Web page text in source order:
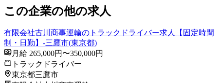
この企業の他の求人
有限会社古川商事運輸のトラックドライバー求人【固定時間
制・日勤】-三鷹市(東京都)
月給 265,000円〜350,000円
トラックドライバー
東京都三鷹市